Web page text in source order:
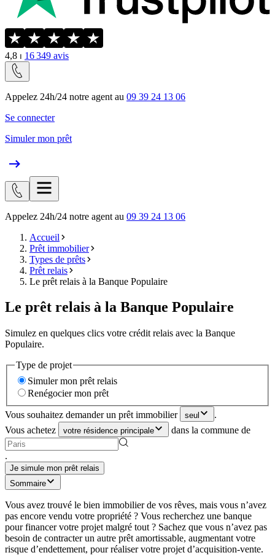
4,8 ⏐ 16 349 avis
Appelez 24h/24 notre agent au 09 39 24 13 06
Se connecter
Simuler mon prêt
Appelez 24h/24 notre agent au 09 39 24 13 06
Accueil
Prêt immobilier
Types de prêts
Prêt relais
Le prêt relais à la Banque Populaire
Le prêt relais à la Banque Populaire
Simulez en quelques clics votre crédit relais avec la Banque
Populaire.
Type de projet
Simuler mon prêt relais
Renégocier mon prêt
Vous souhaitez demander un prêt immobilier seul
.
Vous achetez
votre résidence principale dans la commune de
.
Je simule mon prêt relais
Sommaire
Vous avez trouvé le bien immobilier de vos rêves, mais vous n’avez
pas encore vendu votre propriété ? Vous recherchez une banque
pour financer votre projet malgré tout ? Sachez que vous n’avez pas
besoin de contracter un autre prêt amortissable, augmentant votre
risque d’endettement, pour réaliser votre projet d’acquisition-vente.